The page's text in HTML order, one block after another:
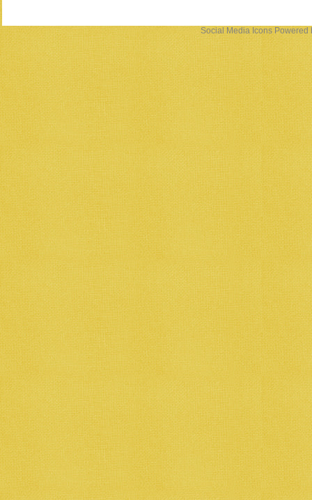
Social Media IconsPowered